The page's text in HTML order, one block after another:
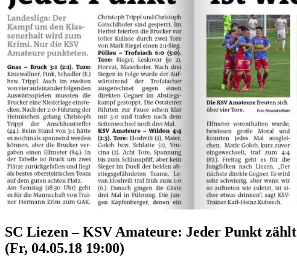
SC Liezen – KSV Amateure: Jeder Punkt zählt
(Fr, 04.05.18 19:00)